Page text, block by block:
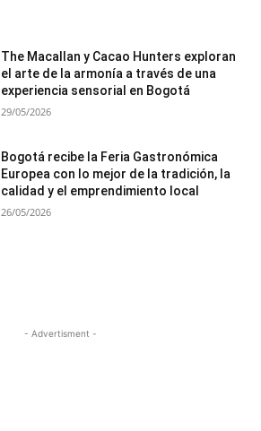
The Macallan y Cacao Hunters exploran
el arte de la armonía a través de una
experiencia sensorial en Bogotá
29/05/2026
Bogotá recibe la Feria Gastronómica
Europea con lo mejor de la tradición, la
calidad y el emprendimiento local
26/05/2026
- Advertisment -